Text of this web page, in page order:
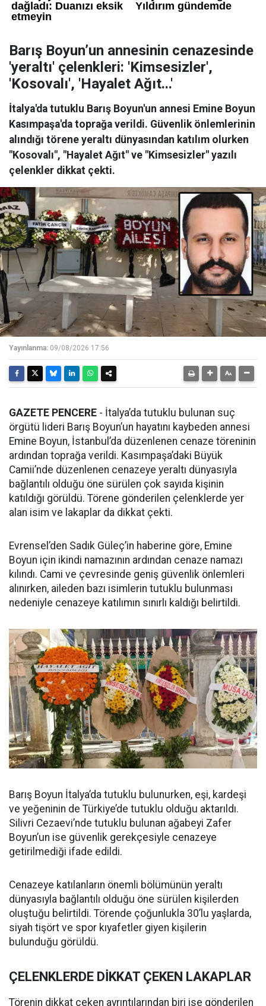
Barış Boyun’un annesinin cenazesinde
'yeraltı' çelenkleri: 'Kimsesizler',
'Kosovalı', 'Hayalet Ağıt...'
İtalya'da tutuklu Barış Boyun'un annesi Emine Boyun
Kasımpaşa'da toprağa verildi. Güvenlik önlemlerinin
alındığı törene yeraltı dünyasından katılım olurken
"Kosovalı", "Hayalet Ağıt" ve "Kimsesizler" yazılı
çelenkler dikkat çekti.
Yayınlanma: 09/08/2026 17:56
GAZETE PENCERE - İtalya’da tutuklu bulunan suç
örgütü lideri Barış Boyun’un hayatını kaybeden annesi
Emine Boyun, İstanbul’da düzenlenen cenaze töreninin
ardından toprağa verildi. Kasımpaşa’daki Büyük
Camii’nde düzenlenen cenazeye yeraltı dünyasıyla
bağlantılı olduğu öne sürülen çok sayıda kişinin
katıldığı görüldü. Törene gönderilen çelenklerde yer
alan isim ve lakaplar da dikkat çekti.
Evrensel’den Sadık Güleç’in haberine göre, Emine
Boyun için ikindi namazının ardından cenaze namazı
kılındı. Cami ve çevresinde geniş güvenlik önlemleri
alınırken, aileden bazı isimlerin tutuklu bulunması
nedeniyle cenazeye katılımın sınırlı kaldığı belirtildi.
Barış Boyun İtalya’da tutuklu bulunurken, eşi, kardeşi
ve yeğeninin de Türkiye’de tutuklu olduğu aktarıldı.
Silivri Cezaevi’nde tutuklu bulunan ağabeyi Zafer
Boyun’un ise güvenlik gerekçesiyle cenazeye
getirilmediği ifade edildi.
Cenazeye katılanların önemli bölümünün yeraltı
dünyasıyla bağlantılı olduğu öne sürülen kişilerden
oluştuğu belirtildi. Törende çoğunlukla 30’lu yaşlarda,
siyah tişört ve spor kıyafetler giyen kişilerin
bulunduğu görüldü.
ÇELENKLERDE DİKKAT ÇEKEN LAKAPLAR
Törenin dikkat çeken ayrıntılarından biri ise gönderilen